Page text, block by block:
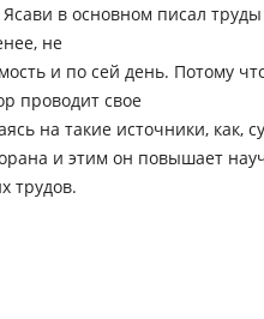
в основном писал
не
и по сей день. Потому
проводит свое
на такие источники, как,
и этим он повышает
трудов.